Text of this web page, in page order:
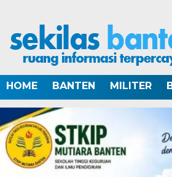
HOME BANTEN MILITER